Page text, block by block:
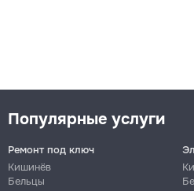
Популярные услуги
Ремонт под ключ
Кишинёв
Бельцы